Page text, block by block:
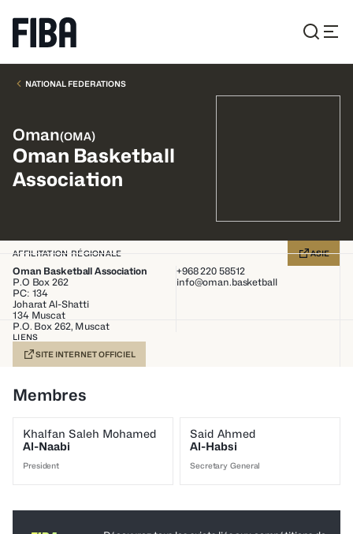
NATIONAL FEDERATIONS
Oman(OMA)
Oman Basketball
Association
AFFILITATION RÉGIONALE ASIE
Oman Basketball Association
P.O Box 262
PC: 134
Joharat Al-Shatti
134 Muscat
P.O. Box 262, Muscat
+968 220 58512
info@oman.basketball
LIENS
SITE INTERNET OFFICIEL
Membres
Khalfan Saleh Mohamed
Al-Naabi
President
Said Ahmed
Al-Habsi
Secretary General